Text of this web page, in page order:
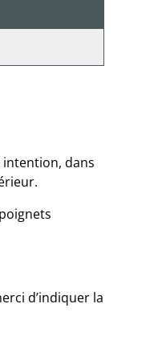
intention, dans
d’indiquer la